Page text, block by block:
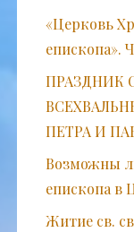
«Церковь
епископа».
ПРАЗДНИК
ПЕТРА И
Возможны
епископа в
Житие св.